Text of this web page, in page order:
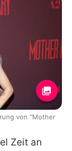
Zeit an
von "Mother